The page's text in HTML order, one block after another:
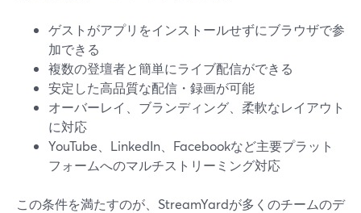
ゲストがアプリをインストールせずにブラウザで参
加できる
複数の登壇者と簡単にライブ配信ができる
安定した高品質な配信・録画が可能
オーバーレイ、ブランディング、柔軟なレイアウト
に対応
YouTube、LinkedIn、Facebookなど主要プラット
フォームへのマルチストリーミング対応
この条件を満たすのが、StreamYardが多くのチームのデ